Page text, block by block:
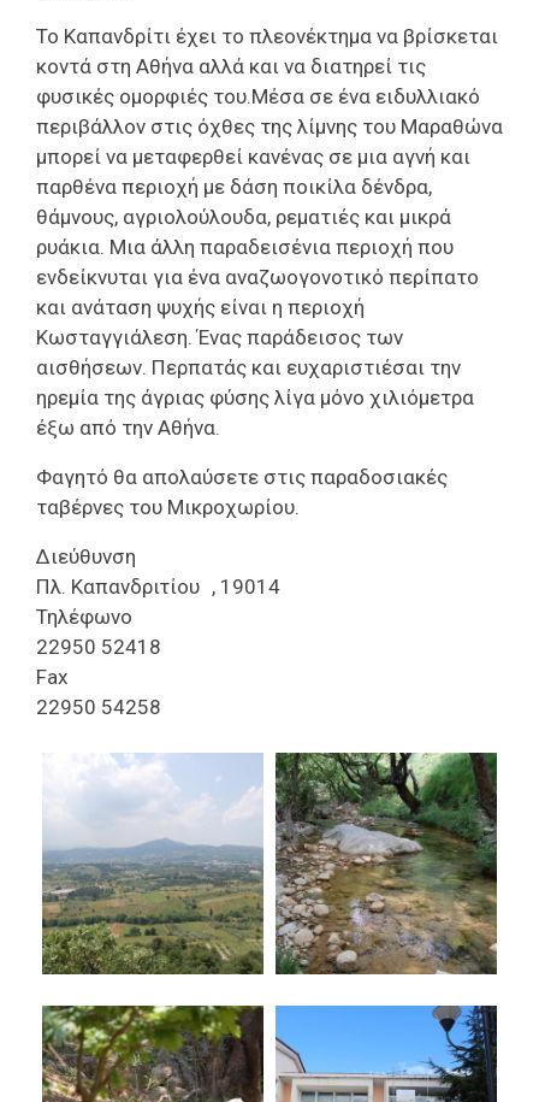
Το Καπανδρίτι έχει το πλεονέκτημα να βρίσκεται
κοντά στη Αθήνα αλλά και να διατηρεί τις
φυσικές ομορφιές του.Μέσα σε ένα ειδυλλιακό
περιβάλλον στις όχθες της λίμνης του Μαραθώνα
μπορεί να μεταφερθεί κανένας σε μια αγνή και
παρθένα περιοχή με δάση ποικίλα δένδρα,
θάμνους, αγριολούλουδα, ρεματιές και μικρά
ρυάκια. Μια άλλη παραδεισένια περιοχή που
ενδείκνυται για ένα αναζωογονοτικό περίπατο
και ανάταση ψυχής είναι η περιοχή
Κωσταγγιάλεση. Ένας παράδεισος των
αισθήσεων. Περπατάς και ευχαριστιέσαι την
ηρεμία της άγριας φύσης λίγα μόνο χιλιόμετρα
έξω από την Αθήνα.
Φαγητό θα απολαύσετε στις παραδοσιακές
ταβέρνες του Μικροχωρίου.
Διεύθυνση
Πλ. Καπανδριτίου , 19014
Τηλέφωνο
22950 52418
Fax
22950 54258